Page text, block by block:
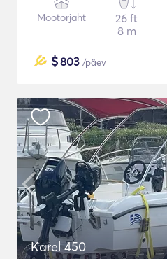
Mootorjaht
26 ft
8 m
$803 /päev
Karel 450